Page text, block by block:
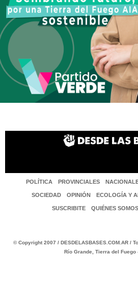
POLÍTICA PROVINCIALES
SOCIEDAD OPINIÓN ECOLOGÍA Y
SUSCRIBITE QUIÉNES SOMOS
© Copyright 2007 / DESDELASBASES.COM.AR /
Río Grande, Tierra del Fuego